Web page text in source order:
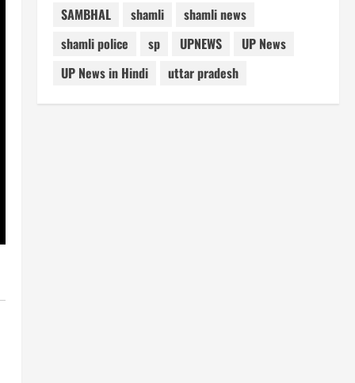
SAMBHAL
shamli
shamli news
shamli police
sp UPNEWS
UP News
UP News in Hindi
uttar pradesh